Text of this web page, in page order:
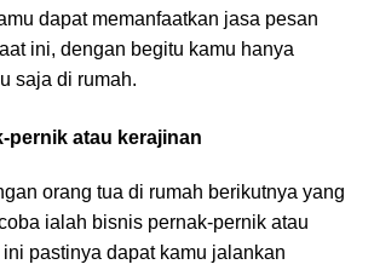
dapat memanfaatkan jasa pesan
ini, dengan begitu kamu hanya
saja di rumah.
pernik atau kerajinan
orang tua di rumah berikutnya yang
ialah bisnis pernak-pernik atau
pastinya dapat kamu jalankan